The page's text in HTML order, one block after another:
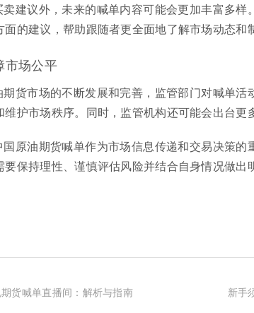
卖建议外，未来的喊单内容可能会更加丰富多
的建议，帮助跟随者更全面地了解市场动态和
市场公平
货市场的不断发展和完善，监管部门对喊单活
护市场秩序。同时，监管机构还可能会出台更
原油期货喊单作为市场信息传递和交易决策
保持理性、谨慎评估风险并结合自身情况做出
货喊单直播间：解析与指南
新手